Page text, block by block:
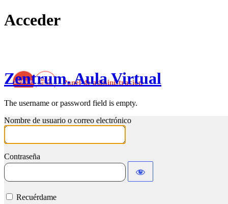
Acceder
Zentrum. Aula Virtual
The username or password field is empty.
Nombre de usuario o correo electrónico
Contraseña
Recuérdame